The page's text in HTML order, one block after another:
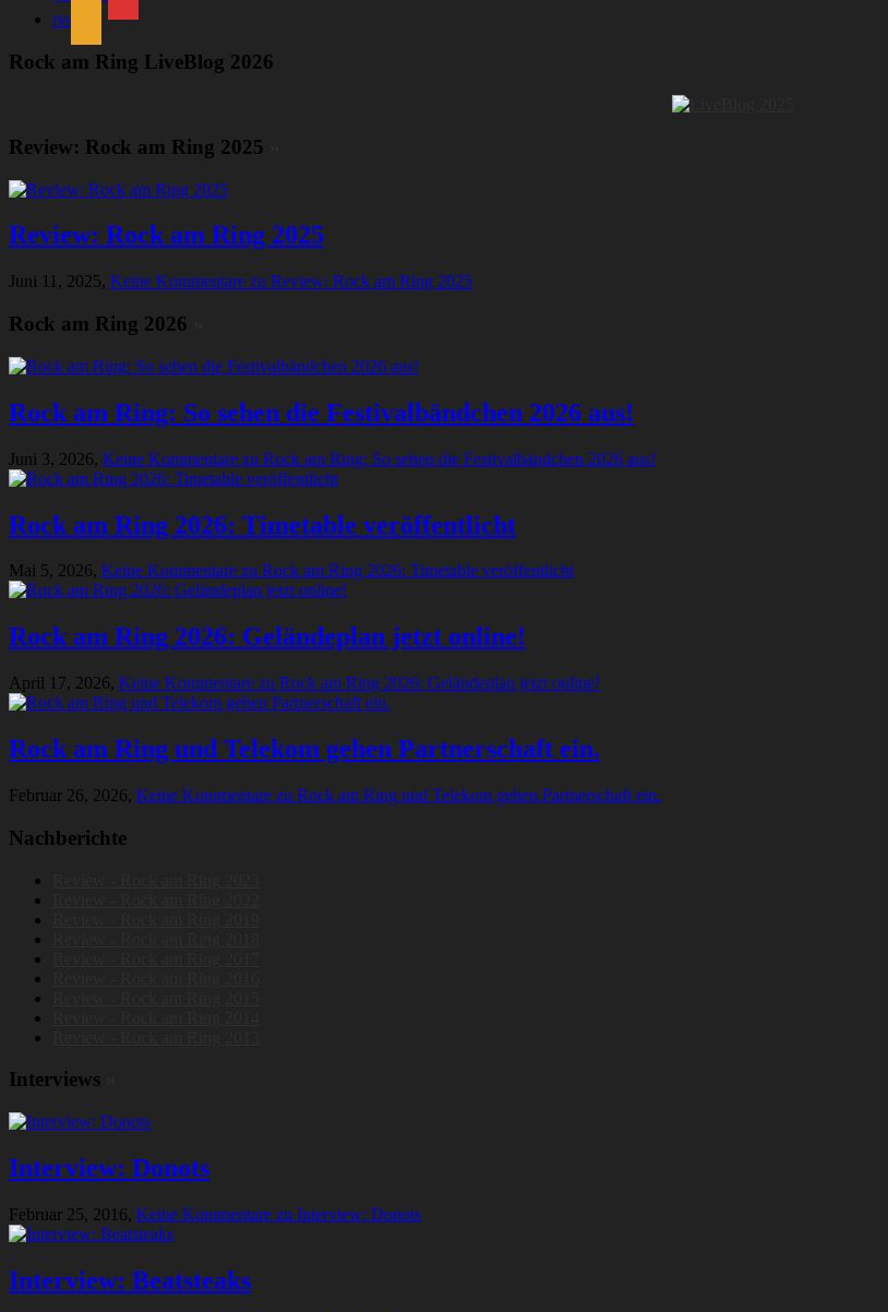
rss
Rock am Ring LiveBlog 2026
Review: Rock am Ring 2025
Review: Rock am Ring 2025
Juni 11, 2025, Keine Kommentare zu Review: Rock am Ring 2025
Rock am Ring 2026
Rock am Ring: So sehen die Festivalbändchen 2026 aus!
Juni 3, 2026, Keine Kommentare zu Rock am Ring: So sehen die Festivalbändchen 2026 aus!
Rock am Ring 2026: Timetable veröffentlicht
Mai 5, 2026, Keine Kommentare zu Rock am Ring 2026: Timetable veröffentlicht
Rock am Ring 2026: Geländeplan jetzt online!
April 17, 2026, Keine Kommentare zu Rock am Ring 2026: Geländeplan jetzt online!
Rock am Ring und Telekom gehen Partnerschaft ein.
Februar 26, 2026, Keine Kommentare zu Rock am Ring und Telekom gehen Partnerschaft ein.
Nachberichte
Interviews
Interview: Donots
Februar 25, 2016, Keine Kommentare zu Interview: Donots
Interview: Beatsteaks